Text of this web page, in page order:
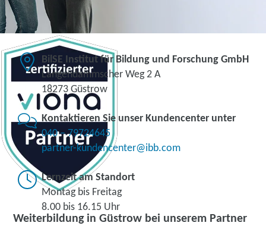
Weiterbildung in Güstrow bei unserem Partner
BilSE Institut für Bildung und Forschung GmbH
Langendammscher Weg 2 A
18273 Güstrow
Kontaktieren Sie unser Kundencenter unter
040 – 79724645
partner-kundencenter@ibb.com
Lernzeit am Standort
Montag bis Freitag
8.00 bis 16.15 Uhr